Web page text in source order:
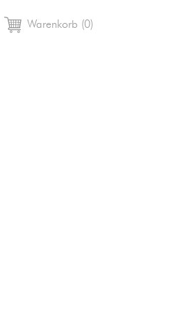
shopping_cart Warenkorb (0)